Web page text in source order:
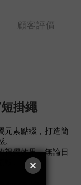
顧客評價
掛繩
元素點綴，打造簡
視覺效果，無論日